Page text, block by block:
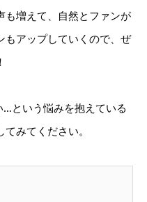
も増えて、自然とファンが
もアップしていくので、ぜ
という悩みを抱えている
みてください。